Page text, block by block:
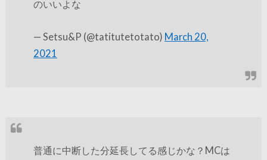
のいいよな
— Setsu&P (@tatitutetotato) March 20,
2021
普通に中断した分延長してる感じかな？MCは